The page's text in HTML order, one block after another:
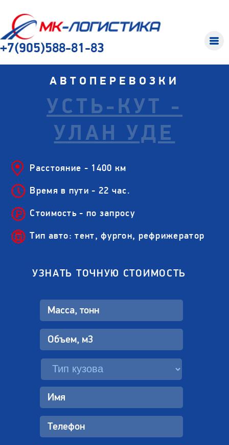
+7(905)588-81-83
АВТОПЕРЕВОЗКИ
УСТЬ-КУТ -
УЛАН УДЕ
Расстояние - 1400 км
Время в пути - 22 час.
Стоимость - по запросу
Тип авто: тент, фургон, рефрижератор
УЗНАТЬ ТОЧНУЮ СТОИМОСТЬ